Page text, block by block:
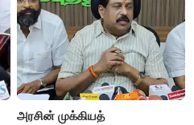
எம்.எல்.ஏக்கள் பரபரப்பு பேட்டி
அரசின் முக்கியத்